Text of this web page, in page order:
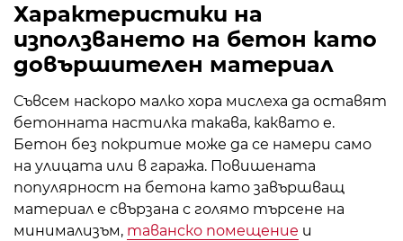
Характеристики на
използването на бетон като
довършителен материал
Съвсем наскоро малко хора мислеха да оставят
бетонната настилка такава, каквато е.
Бетон без покритие може да се намери само
на улицата или в гаража. Повишената
популярност на бетона като завършващ
материал е свързана с голямо търсене на
минимализъм, таванско помещение и